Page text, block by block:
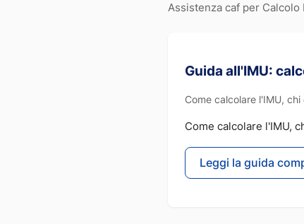
Assistenza caf per Calcolo
Guida all'IMU:
Come calcolare l'IMU,
Come calcolare l'IMU,
Leggi la guida